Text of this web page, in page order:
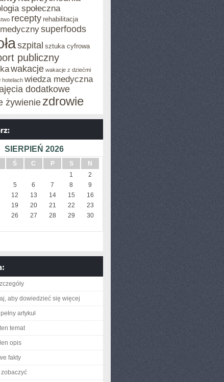
społeczna
recepty rehabilitacja
superfoods
szpital sztuka cyfrowa
publiczny
wakacje wakacje z dziećmi
hotelach wiedza medyczna
dodatkowe
żywienie zdrowie
SIERPIEŃ 2026
Ś C P S
N
1
2
5 6 7 8
9
12 13 14 15
16
19 20 21 22
23
26 27 28 29
30
aby dowiedzieć się więcej
artykuł
temat
opis
fakty